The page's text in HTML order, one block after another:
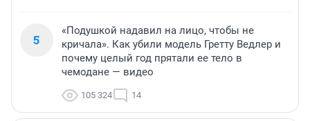
5
«Подушкой надавил на лицо, чтобы не
кричала». Как убили модель Гретту Ведлер и
почему целый год прятали ее тело в
чемодане — видео
105 324 14